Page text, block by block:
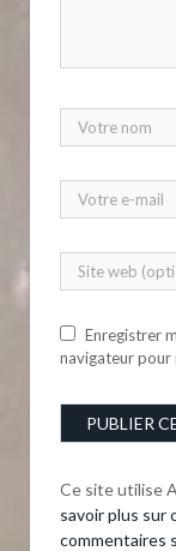
Enregistrer
navigateur pour
Ce site utilise
savoir plus sur
commentaires